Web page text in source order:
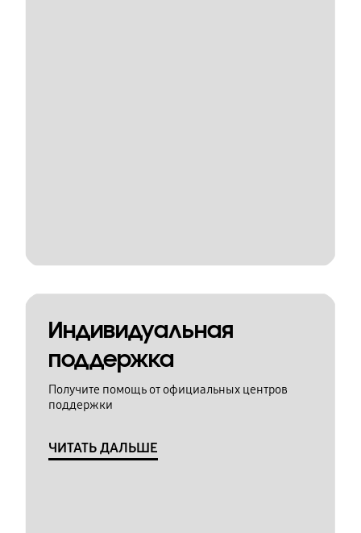
Индивидуальная
поддержка
Получите помощь от официальных центров
поддержки
ЧИТАТЬ ДАЛЬШЕ